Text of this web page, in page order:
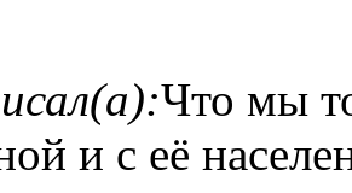
Что мы
и с её